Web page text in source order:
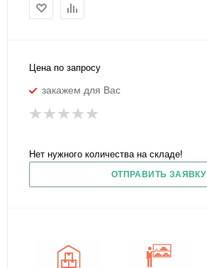
Цена по запросу
закажем для Вас
Нет нужного количества на складе!
ОТПРАВИТЬ ЗАЯВКУ